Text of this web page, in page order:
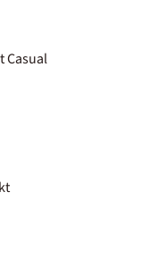
Casual